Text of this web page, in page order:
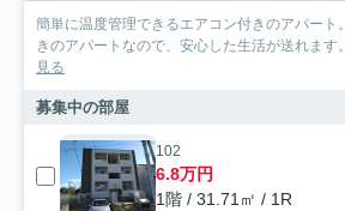
簡単に温度管理できるエアコン付きのアパート
きのアパートなので、安心した生活が送れます
見る
募集中の部屋
102
6.8万円
1階 / 31.71㎡ / 1R